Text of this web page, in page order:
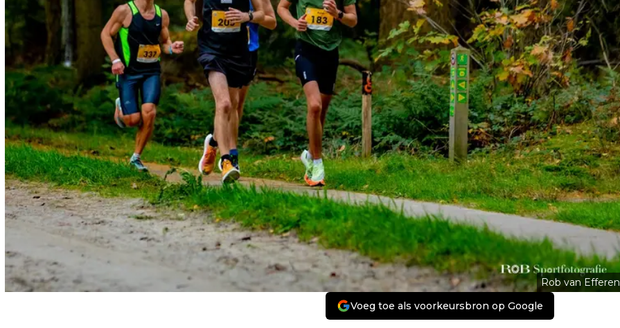
Rob van Efferen
Voeg toe als voorkeursbron op Google